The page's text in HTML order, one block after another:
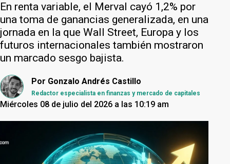
En renta variable, el Merval cayó 1,2% por
una toma de ganancias generalizada, en una
jornada en la que Wall Street, Europa y los
futuros internacionales también mostraron
un marcado sesgo bajista.
Por Gonzalo Andrés Castillo
Redactor especialista en finanzas y mercado de capitales
Miércoles 08 de julio del 2026 a las 10:19 am